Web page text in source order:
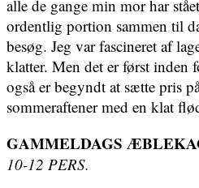
alle de gange min mor har
ordentlig portion sammen til
besøg. Jeg var fascineret af
klatter. Men det er først inden
også er begyndt at sætte pris
sommeraftener med en klat
GAMMELDAGS
10-12 PERS.